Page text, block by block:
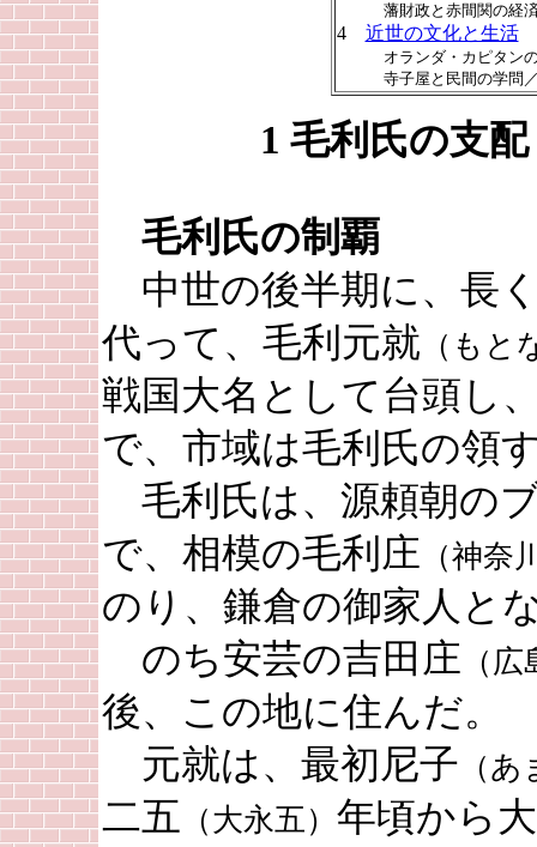
藩財政と赤間関の経済
4 近世の文化と生活
オランダ・カピタンの
寺子屋と民間の学問／
1 毛利氏の支配
毛利氏の制覇
中世の後半期に、長
代って、毛利元就 （もと
戦国大名として台頭し
で、市域は毛利氏の領
毛利氏は、源頼朝の
で、相模の毛利庄 （神奈
のり、鎌倉の御家人と
のち安芸の吉田庄 （
後、この地に住んだ。
元就は、最初尼子 （
二五 （大永五） 年頃から